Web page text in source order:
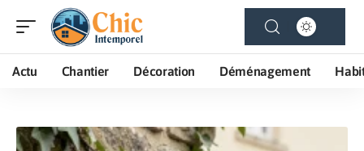
Actu Chantier Décoration Déménagement